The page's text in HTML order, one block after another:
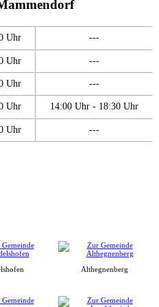
Uhr ---
Uhr ---
Uhr ---
Uhr 14:00 Uhr - 18:30 Uhr
Uhr ---
Althegnenberg